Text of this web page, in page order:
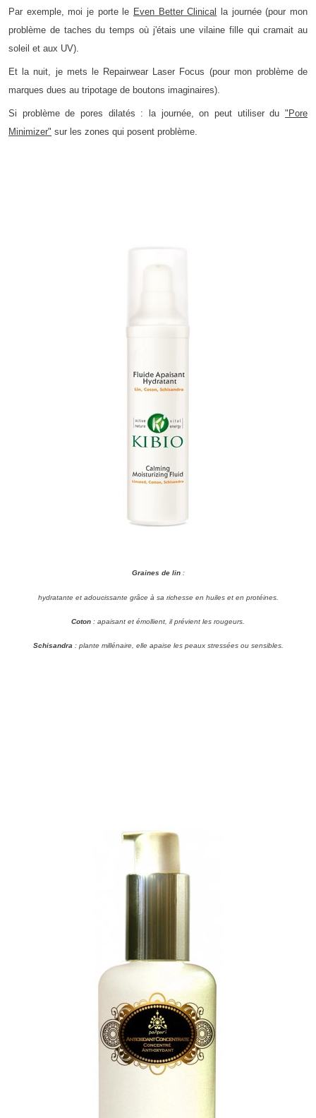
Par exemple, moi je porte le Even Better Clinical la journée (pour mon
problème de taches du temps où j'étais une vilaine fille qui cramait au
soleil et aux UV).
Et la nuit, je mets le Repairwear Laser Focus (pour mon problème de
marques dues au tripotage de boutons imaginaires).
Si problème de pores dilatés : la journée, on peut utiliser du "Pore
Minimizer" sur les zones qui posent problème.
Graines de lin:
hydratante et adoucissante grâce à sa richesse en huiles et en protéines.
Coton : apaisant et émollient, il prévient les rougeurs.
Schisandra: plante millénaire, elle apaise les peaux stressées ou sensibles.